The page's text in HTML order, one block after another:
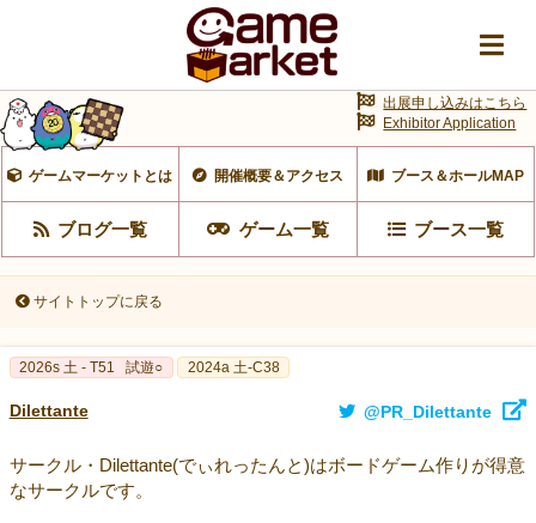
ゲームマーケットとは 開催概要＆アクセス ブース＆ホールMAP
ブログ一覧 ゲーム一覧 ブース一覧
出展申し込みはこちら
Exhibitor Application
サイトトップに戻る
2026s 土 - T51 試遊○ 2024a 土-C38
Dilettante @PR_Dilettante
サークル・Dilettante(でぃれったんと)はボードゲーム作りが得意
なサークルです。